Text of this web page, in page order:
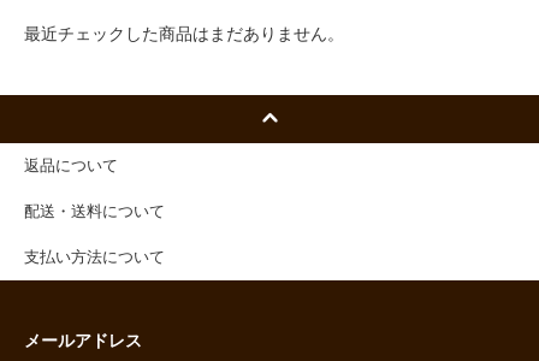
最近チェックした商品はまだありません。
返品について
配送・送料について
支払い方法について
メールアドレス